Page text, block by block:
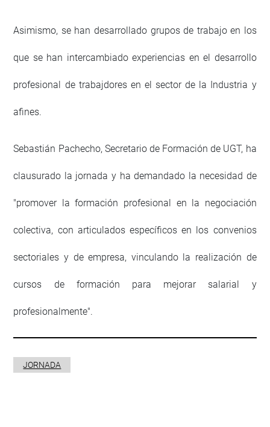
Asimismo, se han desarrollado grupos de trabajo en los
que se han intercambiado experiencias en el desarrollo
profesional de trabajdores en el sector de la Industria y
afines.
Sebastián Pachecho, Secretario de Formación de UGT, ha
clausurado la jornada y ha demandado la necesidad de
"promover la formación profesional en la negociación
colectiva, con articulados específicos en los convenios
sectoriales y de empresa, vinculando la realización de
cursos de formación para mejorar salarial y
profesionalmente".
JORNADA